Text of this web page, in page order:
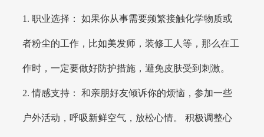
1. 职业选择： 如果你从事需要频繁接触化学物质或
者粉尘的工作，比如美发师，装修工人等，那么在工
作时，一定要做好防护措施，避免皮肤受到刺激。
2. 情感支持： 和亲朋好友倾诉你的烦恼，参加一些
户外活动，呼吸新鲜空气，放松心情。 积极调整心